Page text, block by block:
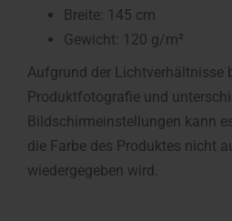
Breite: 145 cm
Gewicht: 120 g/m²
Aufgrund der Lichtverhältnisse
Produktfotografie und
Bildschirmeinstellungen kann
die Farbe des Produktes nicht
wiedergegeben wird.